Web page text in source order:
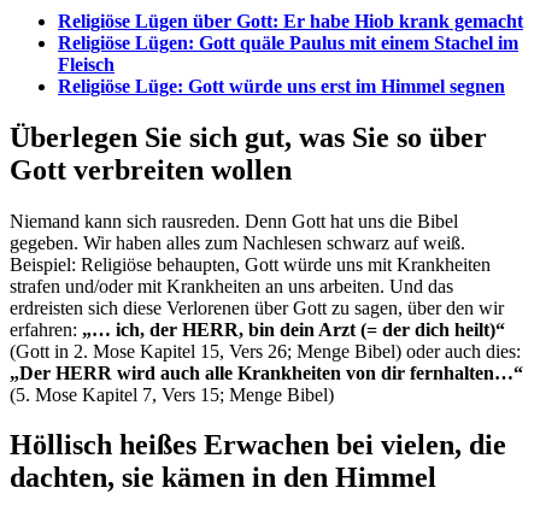
Religiöse Lügen über Gott: Er habe Hiob krank gemacht
Religiöse Lügen: Gott quäle Paulus mit einem Stachel im
Fleisch
Religiöse Lüge: Gott würde uns erst im Himmel segnen
Überlegen Sie sich gut, was Sie so über
Gott verbreiten wollen
Niemand kann sich rausreden. Denn Gott hat uns die Bibel
gegeben. Wir haben alles zum Nachlesen schwarz auf weiß.
Beispiel: Religiöse behaupten, Gott würde uns mit Krankheiten
strafen und/oder mit Krankheiten an uns arbeiten. Und das
erdreisten sich diese Verlorenen über Gott zu sagen, über den wir
erfahren: „… ich, der HERR, bin dein Arzt (= der dich heilt)“
(Gott in 2. Mose Kapitel 15, Vers 26; Menge Bibel) oder auch dies:
„Der HERR wird auch alle Krankheiten von dir fernhalten…“
(5. Mose Kapitel 7, Vers 15; Menge Bibel)
Höllisch heißes Erwachen bei vielen, die
dachten, sie kämen in den Himmel